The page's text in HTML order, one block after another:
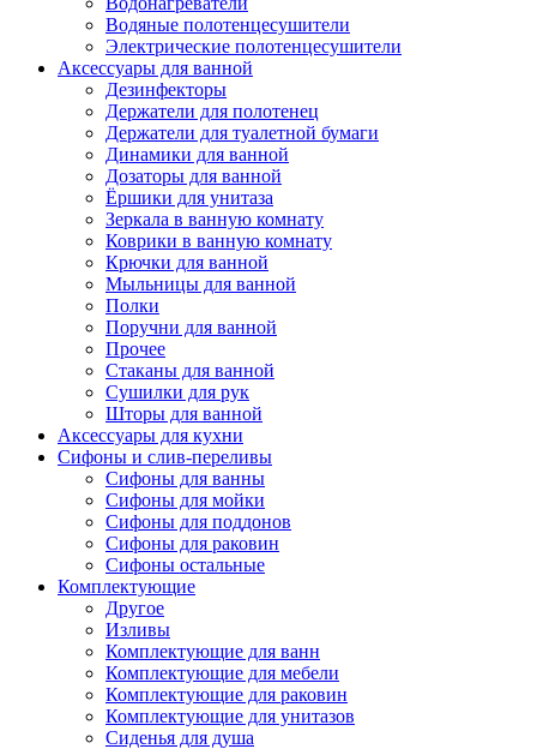
Водяные полотенцесушители
Электрические полотенцесушители
Аксессуары для ванной
Дезинфекторы
Держатели для полотенец
Держатели для туалетной бумаги
Динамики для ванной
Дозаторы для ванной
Ёршики для унитаза
Зеркала в ванную комнату
Коврики в ванную комнату
Крючки для ванной
Мыльницы для ванной
Полки
Поручни для ванной
Прочее
Стаканы для ванной
Сушилки для рук
Шторы для ванной
Аксессуары для кухни
Сифоны и слив-переливы
Сифоны для ванны
Сифоны для мойки
Сифоны для поддонов
Сифоны для раковин
Сифоны остальные
Комплектующие
Другое
Изливы
Комплектующие для ванн
Комплектующие для мебели
Комплектующие для раковин
Комплектующие для унитазов
Сиденья для душа